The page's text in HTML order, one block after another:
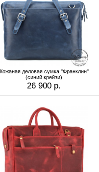
Кожаная деловая сумка "Франклин"
(синий крейзи)
26 900 р.